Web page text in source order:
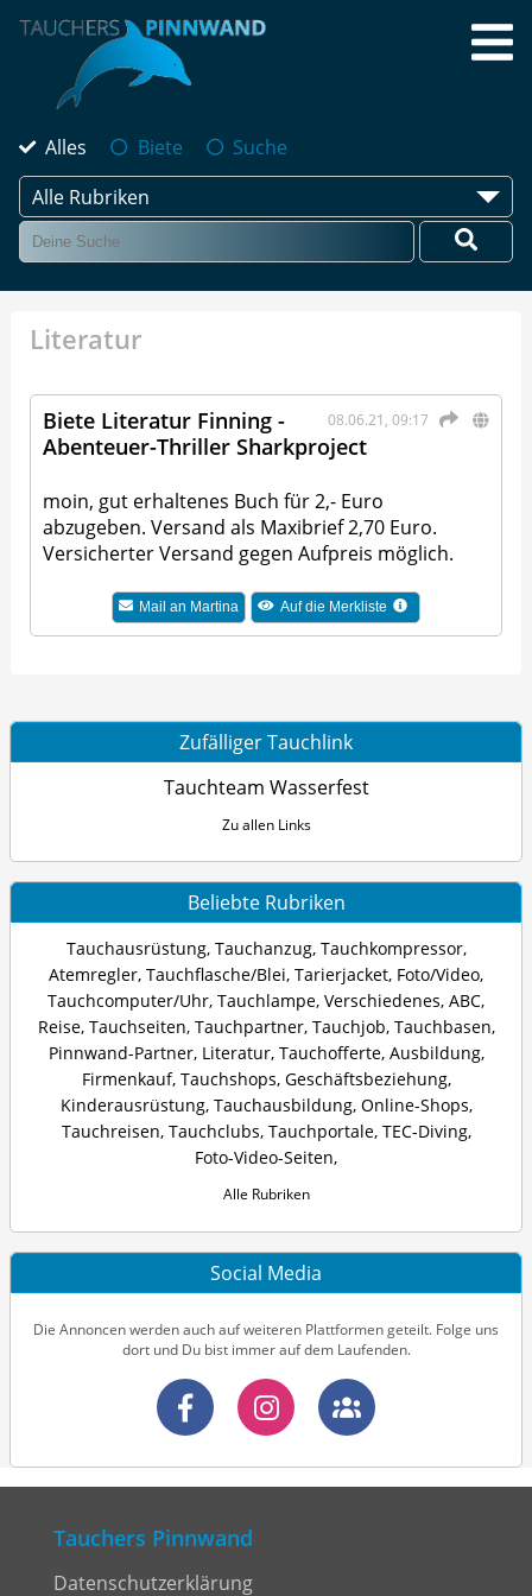
Alles Biete
Suche
Alle Rubriken
Literatur
08.06.21, 09:17
Biete Literatur Finning -
Abenteuer-Thriller Sharkproject
moin, gut erhaltenes Buch für 2,- Euro
abzugeben. Versand als Maxibrief 2,70 Euro.
Versicherter Versand gegen Aufpreis möglich.
Mail an Martina Auf die Merkliste
Zufälliger Tauchlink
Tauchteam Wasserfest
Zu allen Links
Beliebte Rubriken
Tauchausrüstung, Tauchanzug, Tauchkompressor,
Atemregler, Tauchflasche/Blei, Tarierjacket, Foto/Video,
Tauchcomputer/Uhr, Tauchlampe, Verschiedenes, ABC,
Reise, Tauchseiten, Tauchpartner, Tauchjob, Tauchbasen,
Pinnwand-Partner, Literatur, Tauchofferte, Ausbildung,
Firmenkauf, Tauchshops, Geschäftsbeziehung,
Kinderausrüstung, Tauchausbildung, Online-Shops,
Tauchreisen, Tauchclubs, Tauchportale, TEC-Diving,
Foto-Video-Seiten,
Alle Rubriken
Social Media
Die Annoncen werden auch auf weiteren Plattformen geteilt. Folge uns
dort und Du bist immer auf dem Laufenden.
Tauchers Pinnwand
Datenschutzerklärung